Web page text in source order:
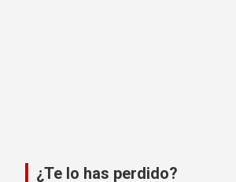
¿Te lo has perdido?